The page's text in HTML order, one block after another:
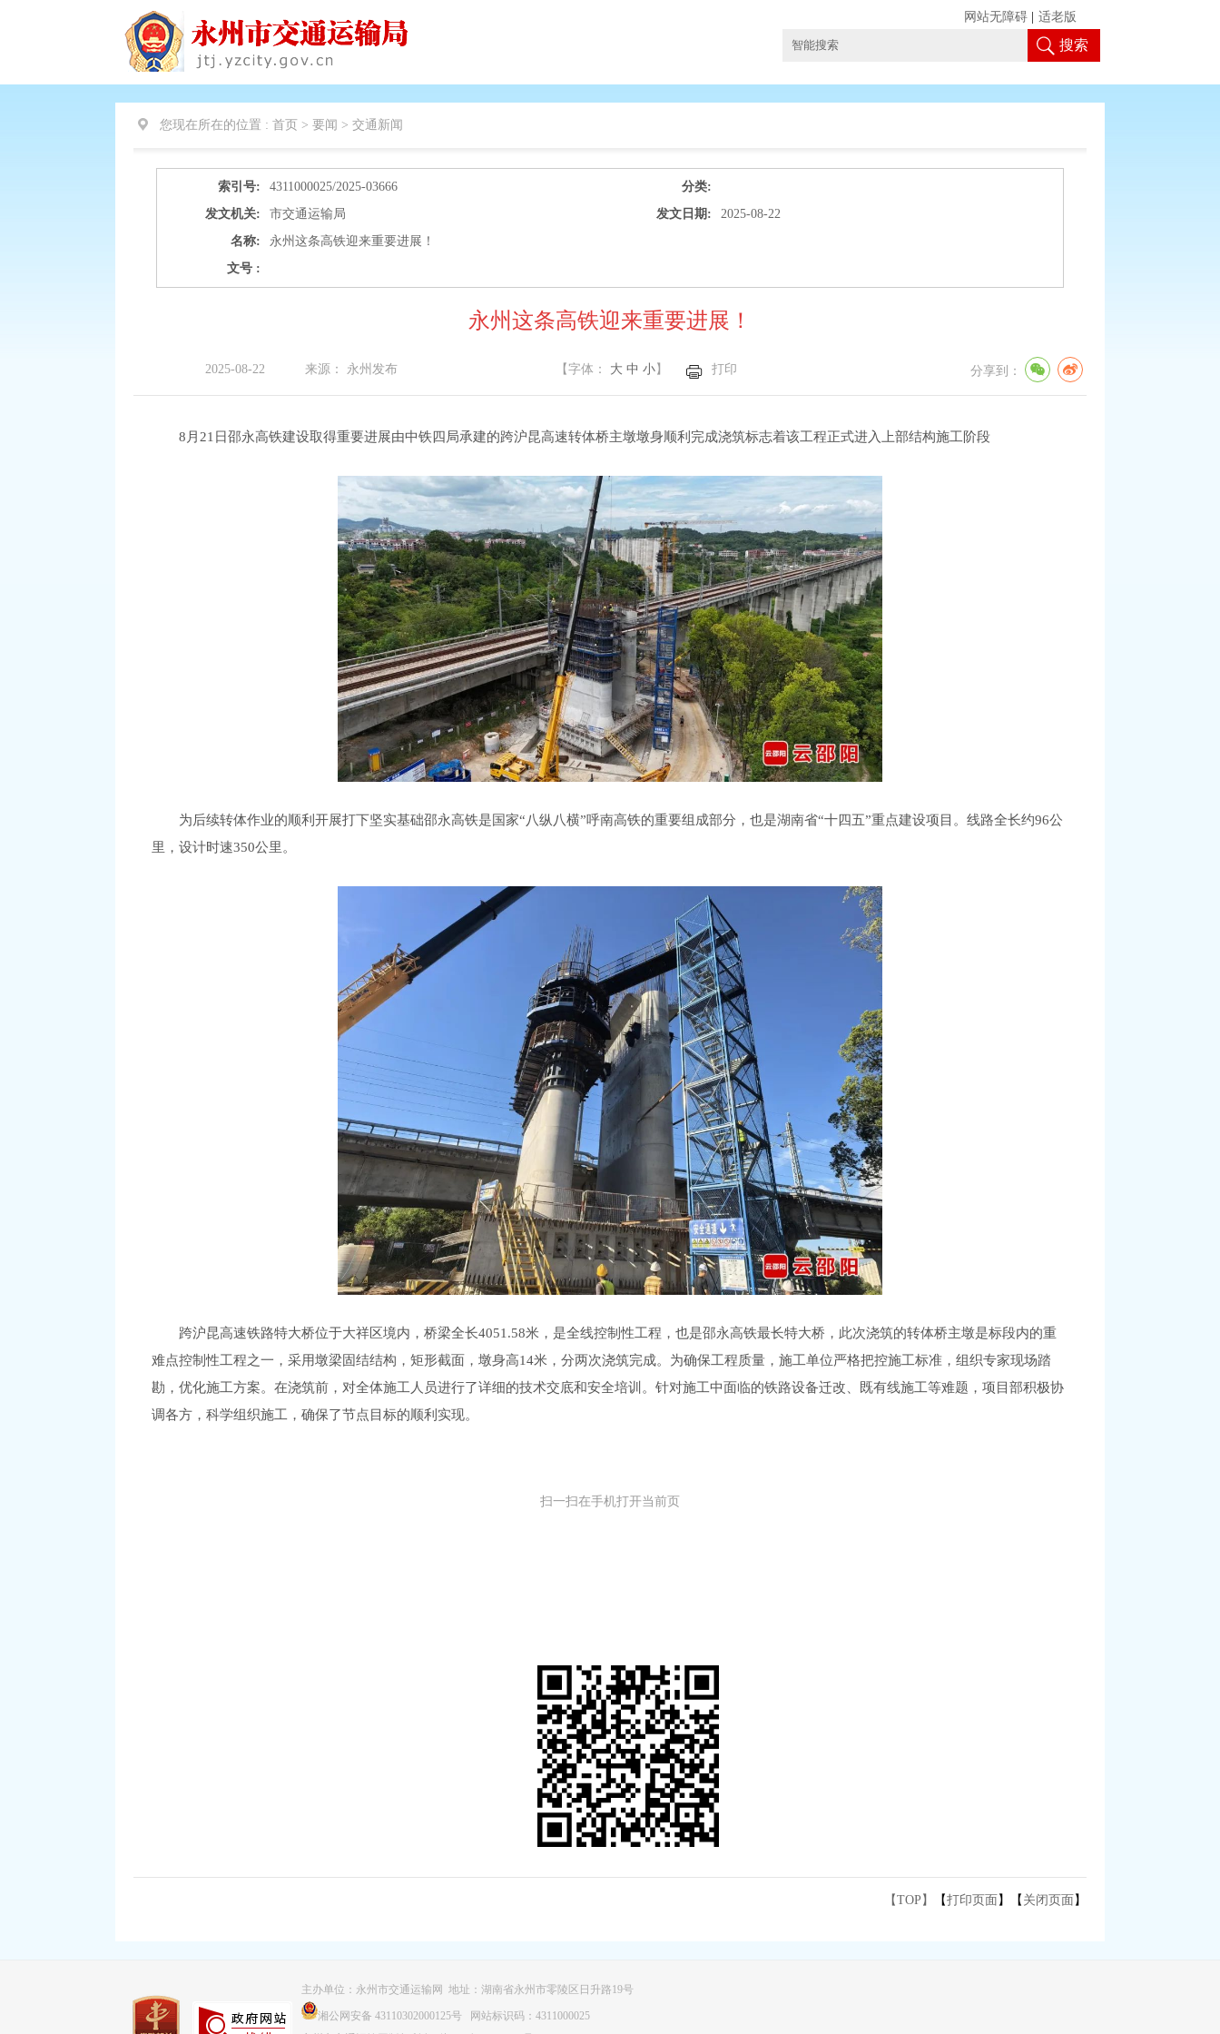
搜索
网站无障碍 适老版
您现在所在的位置 : 首页 > 要闻 > 交通新闻
索引号: 4311000025/2025-03666
分类:
发文机关:
市交通运输局 发文日期:
2025-08-22
名称:
永州这条高铁迎来重要进展！
文号 :
永州这条高铁迎来重要进展！
2025-08-22 来源： 永州发布 【字体： 大 中 小】 打印 分享到：
8月21日邵永高铁建设取得重要进展由中铁四局承建的跨沪昆高速转体桥主墩墩身顺利完成浇筑标志着该工程正式进入上部结构施工阶段
为后续转体作业的顺利开展打下坚实基础邵永高铁是国家“八纵八横”呼南高铁的重要组成部分，也是湖南省“十四五”重点建设项目。线路全长约96公
里，设计时速350公里。
跨沪昆高速铁路特大桥位于大祥区境内，桥梁全长4051.58米，是全线控制性工程，也是邵永高铁最长特大桥，此次浇筑的转体桥主墩是标段内的重
难点控制性工程之一，采用墩梁固结结构，矩形截面，墩身高14米，分两次浇筑完成。为确保工程质量，施工单位严格把控施工标准，组织专家现场踏
勘，优化施工方案。在浇筑前，对全体施工人员进行了详细的技术交底和安全培训。针对施工中面临的铁路设备迁改、既有线施工等难题，项目部积极协
调各方，科学组织施工，确保了节点目标的顺利实现。
扫一扫在手机打开当前页
【TOP】 【打印页面】【 关闭页面】
主办单位：永州市交通运输网 地址：湖南省永州市零陵区日升路19号
湘公网安备 43110302000125号 网站标识码：4311000025